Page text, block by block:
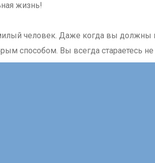
жизнь!
человек. Даже когда вы должны
способом. Вы всегда стараетесь